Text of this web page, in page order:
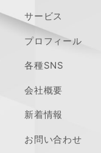
サービス
プロフィール
各種SNS
会社概要
新着情報
お問い合わせ